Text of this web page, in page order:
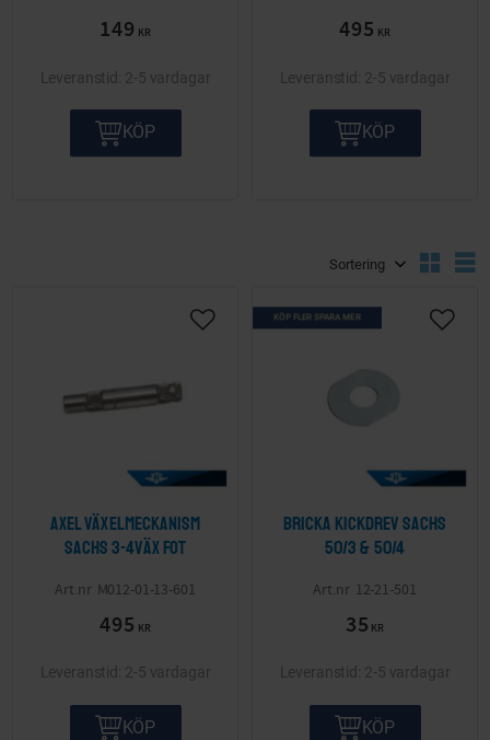
149 KR
2-5 vardagar
KÖP
495 KR
2-5 vardagar
KÖP
Axel växelmeckanism
Sachs 3-4väx fot
M012-01-13-601
495 KR
Lägg till i önskelista
2-5 vardagar
KÖP
Bricka kickdrev Sachs
50/3 & 50/4
12-21-501
35 KR
KÖP FLER SPARA MER
Lägg
2-5 vardagar
KÖP